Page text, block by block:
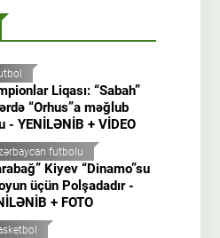
Liqası: “Sabah”
“Orhus”a məğlub
- YENİLƏNİB + VİDEO
futbolu
Kiyev “Dinamo”su
üçün Polşadadır -
+ FOTO